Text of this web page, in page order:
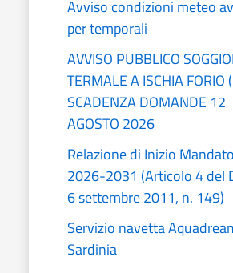
Avviso condizioni meteo
per temporali
AVVISO PUBBLICO
TERMALE A ISCHIA FORIO
SCADENZA DOMANDE 12
AGOSTO 2026
Relazione di Inizio
2026-2031 (Articolo 4 del
6 settembre 2011, n. 149)
Servizio navetta
Sardinia